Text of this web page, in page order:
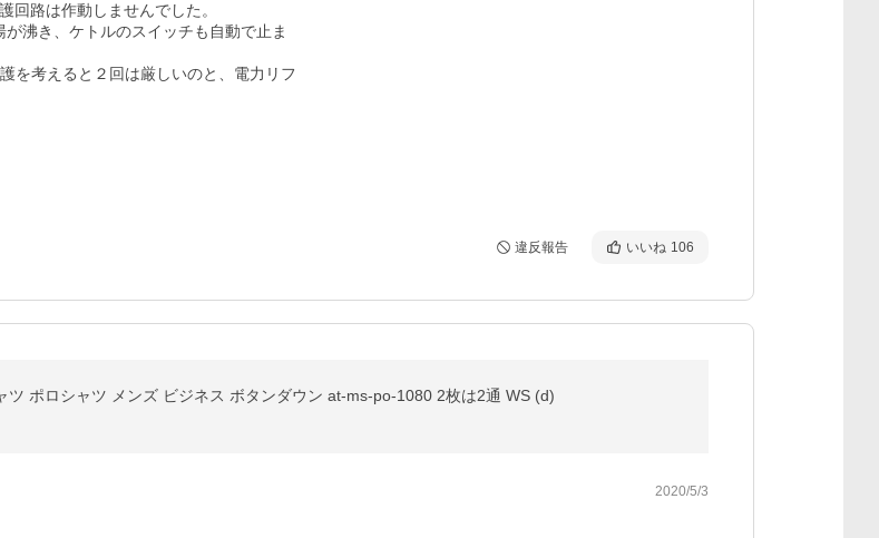
回路は作動しませんでした。
沸き、ケトルのスイッチも自動で止ま
を考えると２回は厳しいのと、電力リフ
違反報告 いいね 106
ポロシャツ メンズ ビジネス ボタンダウン at-ms-po-1080 2枚は2通 WS (d)
2020/5/3